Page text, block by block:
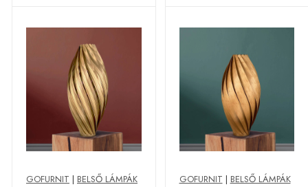
GOFURNIT | BELSŐ LÁMPÁK
GOFURNIT | BELSŐ LÁMPÁK